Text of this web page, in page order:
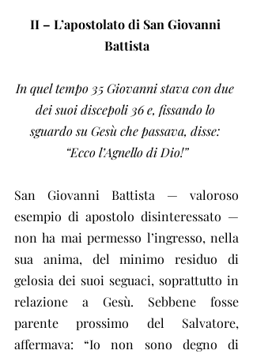
II – L’apostolato di San Giovanni
Battista
In quel tempo 35 Giovanni stava con due
dei suoi discepoli 36 e, fissando lo
sguardo su Gesù che passava, disse:
“Ecco l’Agnello di Dio!”
San Giovanni Battista — valoroso
esempio di apostolo disinteressato —
non ha mai permesso l’ingresso, nella
sua anima, del minimo residuo di
gelosia dei suoi seguaci, soprattutto in
relazione a Gesù. Sebbene fosse
parente prossimo del Salvatore,
affermava: “Io non sono degno di